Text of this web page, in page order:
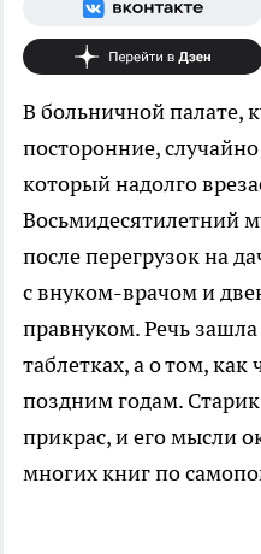
В больничной палате,
посторонние,
который надолго
Восьмидесятилетний
после перегрузок на
с внуком-врачом и
правнуком. Речь
таблетках, а о том, как
поздним годам.
прикрас, и его мысли
многих книг по